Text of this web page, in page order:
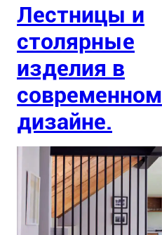
Лестницы и
столярные
изделия в
современном
дизайне.